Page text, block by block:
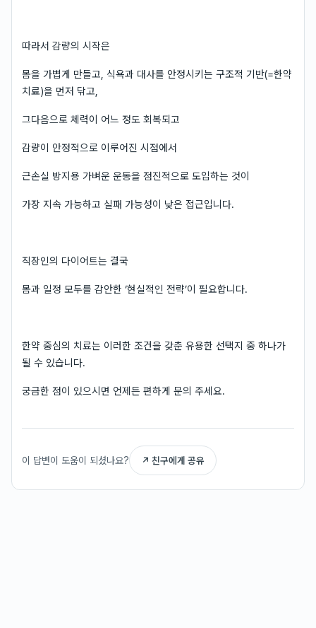
따라서 감량의 시작은
몸을 가볍게 만들고, 식욕과 대사를 안정시키는 구조적 기반(=한약
치료)을 먼저 닦고,
그다음으로 체력이 어느 정도 회복되고
감량이 안정적으로 이루어진 시점에서
근손실 방지용 가벼운 운동을 점진적으로 도입하는 것이
가장 지속 가능하고 실패 가능성이 낮은 접근입니다.
직장인의 다이어트는 결국
몸과 일정 모두를 감안한 ‘현실적인 전략’이 필요합니다.
한약 중심의 치료는 이러한 조건을 갖춘 유용한 선택지 중 하나가
될 수 있습니다.
궁금한 점이 있으시면 언제든 편하게 문의 주세요.
이 답변이 도움이 되셨나요? ↗ 친구에게 공유